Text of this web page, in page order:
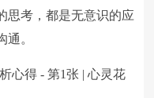
思考，都是无意识的应
。